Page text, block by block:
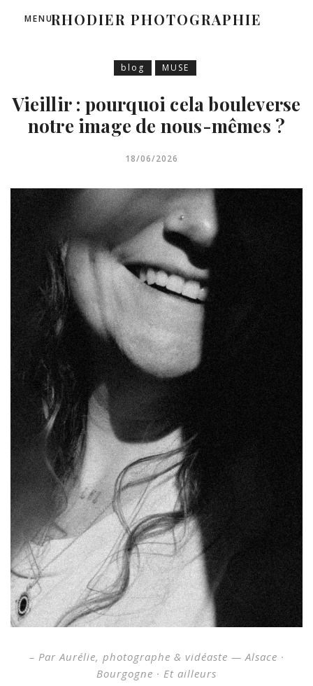
RHODIER PHOTOGRAPHIE
MENU
blog MUSE
Vieillir : pourquoi cela bouleverse
notre image de nous-mêmes ?
18/06/2026
– Par Aurélie, photographe & vidéaste — Alsace ·
Bourgogne · Et ailleurs